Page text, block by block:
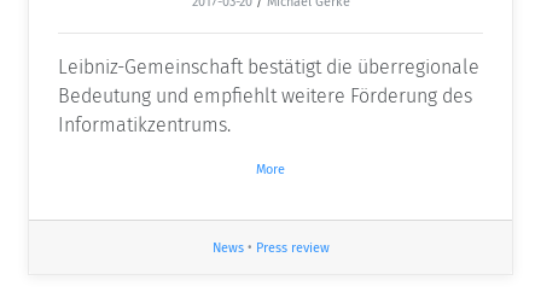
Leibniz-Gemeinschaft bestätigt die überregionale
Bedeutung und empfiehlt weitere Förderung des
Informatikzentrums.
More
News• Press review